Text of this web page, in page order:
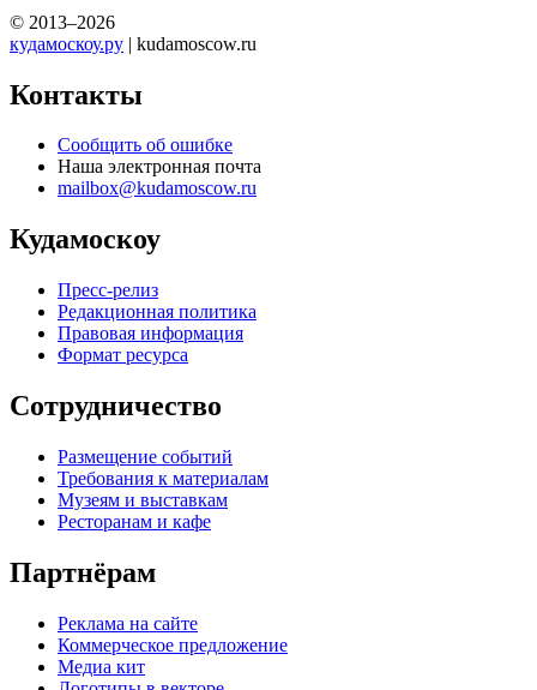
© 2013–2026
кудамоскоу.ру | kudamoscow.ru
Контакты
Сообщить об ошибке
Наша электронная почта
mailbox@kudamoscow.ru
Кудамоскоу
Пресс-релиз
Редакционная политика
Правовая информация
Формат ресурса
Сотрудничество
Размещение событий
Требования к материалам
Музеям и выставкам
Ресторанам и кафе
Партнёрам
Реклама на сайте
Коммерческое предложение
Медиа кит